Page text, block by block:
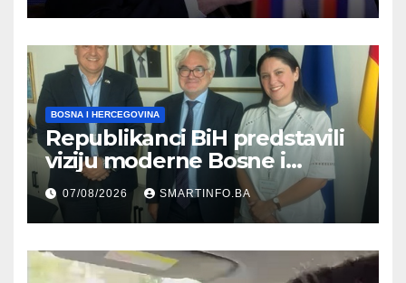
građanima
BOSNA I HERCEGOVINA
Republikanci BiH predstavili
viziju moderne Bosne i
Hercegovine ambasadoru
Njemačke
07/08/2026 SMARTINFO.BA